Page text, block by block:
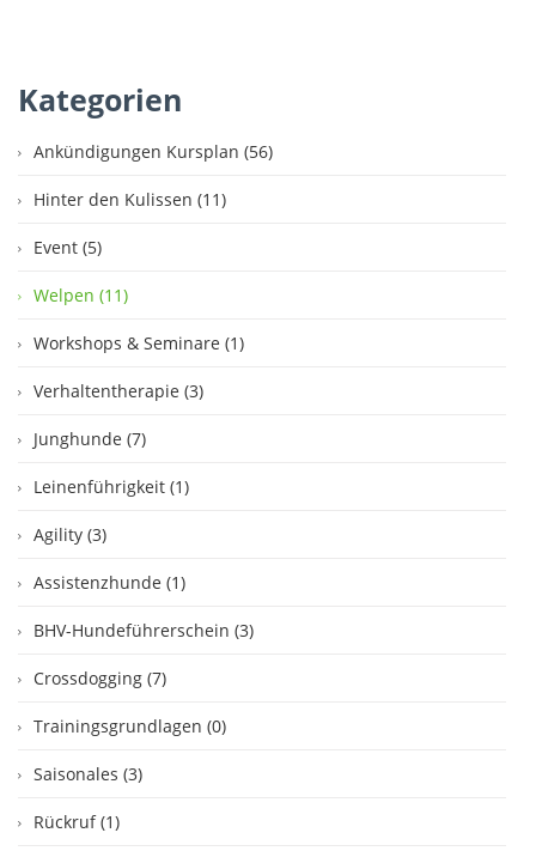
Kategorien
Ankündigungen Kursplan (56)
Hinter den Kulissen (11)
Event (5)
Welpen (11)
Workshops & Seminare (1)
Verhaltentherapie (3)
Junghunde (7)
Leinenführigkeit (1)
Agility (3)
Assistenzhunde (1)
BHV-Hundeführerschein (3)
Crossdogging (7)
Trainingsgrundlagen (0)
Saisonales (3)
Rückruf (1)